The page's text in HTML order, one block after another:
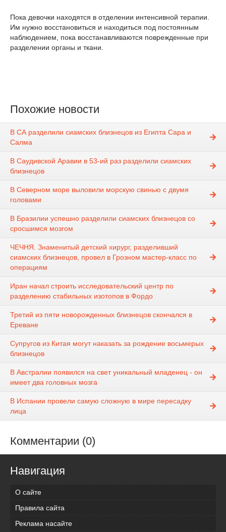
Пока девочки находятся в отделении интенсивной терапии.
Им нужно восстановиться и находиться под постоянным
наблюдением, пока восстанавливаются поврежденные при
разделении органы и ткани.
Похожие новости
В СА разделили сиамских близнецов из Египта Сара и
Салма
В Саудивской Аравии в 53-ий раз разделили сиамских
близнецов
В Северном море выловили морскую свинью с двумя
головами
В Бразилии успешно разделили сиамских близнецов со
сросшимся мозгом
ЧЕЧНЯ. Знаменитый детский хирург, разделивший
сиамских близнецов, провел в Грозном мастер-класс по
операциям
Иран начал строить исследовательский центр по
разделению стабильных изотопов в Фордо
Третий из пяти новорожденных близнецов скончался в
Ереване
Супругов из Китая могут наказать за рождение восьмерых
близнецов
В Австралии появился на свет уникальный младенец - он
имеет два головных мозга
В Испании провели самую сложную в мире пересадку
лица
Комментарии (0)
Навигация
О сайте
Правила сайта
Реклама насайте